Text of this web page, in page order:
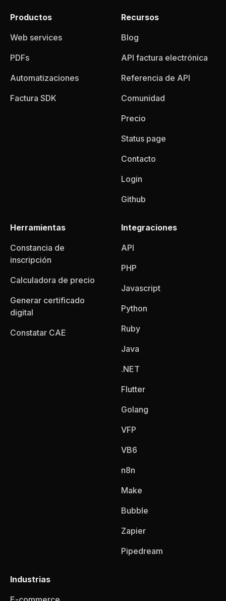
Productos
Web services
PDFs
Automatizaciones
Factura SDK
Recursos
Blog
API factura electrónica
Referencia de API
Comunidad
Precio
Status page
Contacto
Login
Github
Herramientas
Constancia de
inscripción
Calculadora de precio
Generar certificado
digital
Constatar CAE
Integraciones
API
PHP
Javascript
Python
Ruby
Java
.NET
Flutter
Golang
VFP
VB6
n8n
Make
Bubble
Zapier
Pipedream
Industrias